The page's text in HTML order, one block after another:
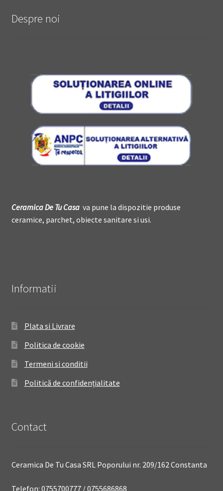
Despre noi
Ceramica DeTu Casava pune la dispozitie produse
ceramice, parchet, obiecte sanitare si usi.
Informatii
Plata si Livrare
Politica de cookie
Termeni si conditii
Politică de confidențialitate
Contact
Ceramica De Tu Casa SRL Poporului nr. 209/162 Constanta
Telefon: 0755700777 / 0755686868